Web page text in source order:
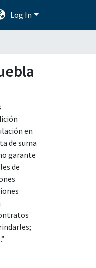
Log In
en
de suma
garante
de